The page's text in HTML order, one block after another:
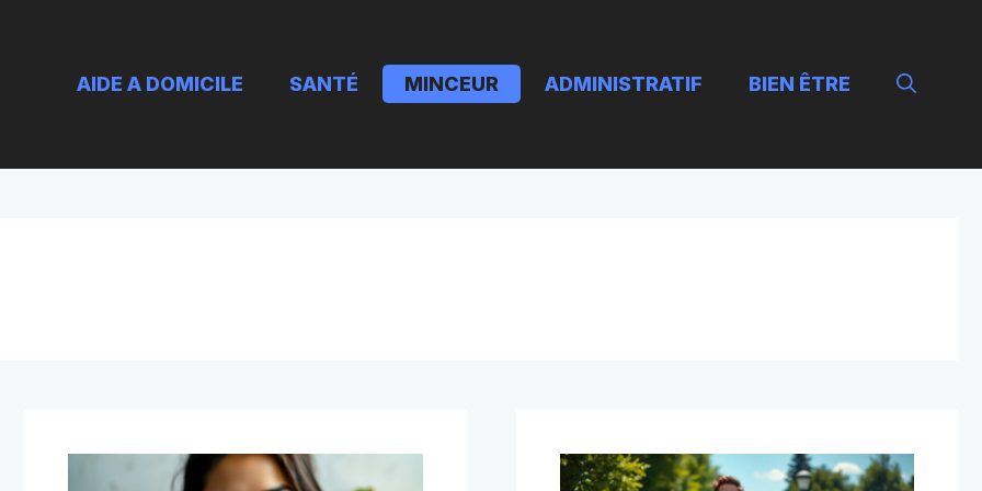
AIDE A DOMICILE SANTÉ MINCEUR ADMINISTRATIF BIEN ÊTRE